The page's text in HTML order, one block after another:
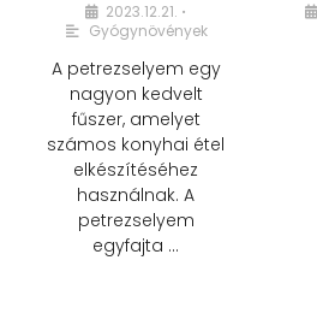
2023.12.21. •
Gyógynövények
A petrezselyem egy
nagyon kedvelt
fűszer, amelyet
számos konyhai étel
elkészítéséhez
használnak. A
petrezselyem
egyfajta …